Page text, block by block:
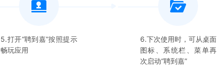
5.打开“聘到嘉”按照提示
畅玩应用
6.下次使用时，可从桌面
图标、系统栏、菜单再
次启动“聘到嘉”